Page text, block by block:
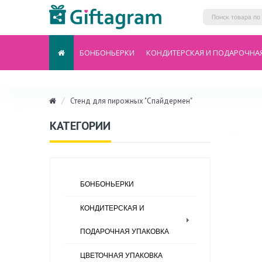
БОНБОНЬЕРКИ КОНДИТЕРСКАЯ И
Стенд для пирожных "Спайдермен"
КАТЕГОРИИ
БОНБОНЬЕРКИ
КОНДИТЕРСКАЯ И
ПОДАРОЧНАЯ УПАКОВКА
ЦВЕТОЧНАЯ УПАКОВКА